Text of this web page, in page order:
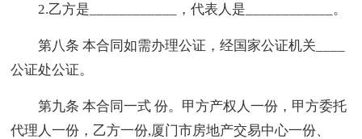
2.乙方是____________，代表人是____________。
第八条 本合同如需办理公证，经国家公证机关____
公证处公证。
第九条 本合同一式 份。甲方产权人一份，甲方委托
代理人一份，乙方一份,厦门市房地产交易中心一份、